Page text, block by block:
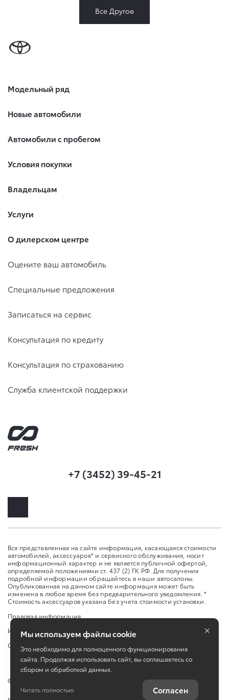
Все Другое
Модельный ряд
Новые автомобили
Автомобили с пробегом
Условия покупки
Владельцам
Услуги
О дилерском центре
Оцените ваш автомобиль
Специальные предложения
Записаться на сервис
Консультация по кредиту
Консультация по страхованию
Служба клиентской поддержки
+7 (3452) 39-45-21
Вся представленная на сайте информация, касающаяся стоимости
автомобилей, аксессуаров* и сервисного обслуживания, носит
информационный характер и не является публичной офертой,
определяемой положениями ст. 437 (2) ГК РФ. Для получения
подробной информации обращайтесь в наши автосалоны.
Опубликованная на данном сайте информация может быть
изменена в любое время без предварительного уведомления. *
Стоимость аксессуаров указана без учета стоимости установки.
Правовая информация
Изменить настройку cookies
Сбросить cookie
©
Мы используем файлы cookie
Это необходимо для полноценного функционирования
сайта. Продолжая использовать сайт, вы соглашаетесь со
сбором и обработкой данных.
Читать полностью Согласен
×